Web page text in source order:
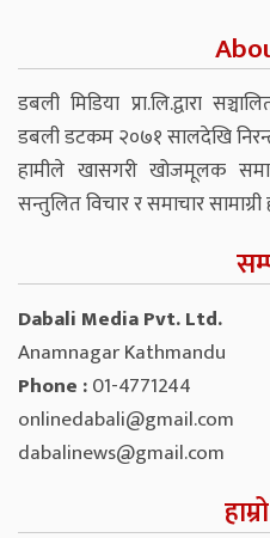
डबली मिडिया प्रा.लि.द्वारा
डबली डटकम २०७१ सालदेखि
हामीले खासगरी खोजमूलक
सन्तुलित विचार र समाचार सामाग्री
Dabali Media Pvt. Ltd.
Anamnagar Kathmandu
Phone :01-4771244
onlinedabali@gmail.com
dabalinews@gmail.com